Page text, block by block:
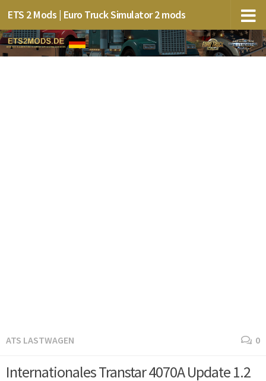
ETS 2 Mods | Euro Truck Simulator 2 mods
ATS LASTWAGEN 0
Internationales Transtar 4070A Update 1.2